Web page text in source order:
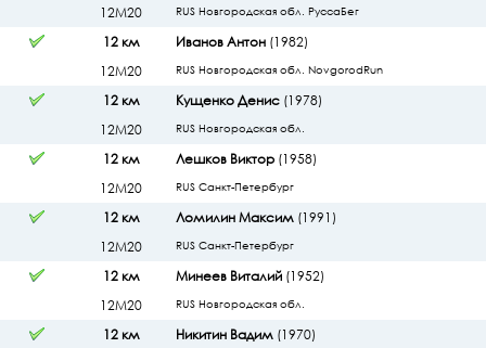
12М20
RUS Новгородская обл. РуссаБег
12 км
12М20
Иванов Антон(1982)
RUS Новгородская обл. NovgorodRun
12 км
12М20
Кущенко Денис(1978)
RUS Новгородская обл.
12 км
12М20
Лешков Виктор(1958)
RUS Санкт-Петербург
12 км
12М20
Ломилин Максим(1991)
RUS Санкт-Петербург
12 км
12М20
Минеев Виталий(1952)
RUS Новгородская обл.
12 км
Никитин Вадим(1970)